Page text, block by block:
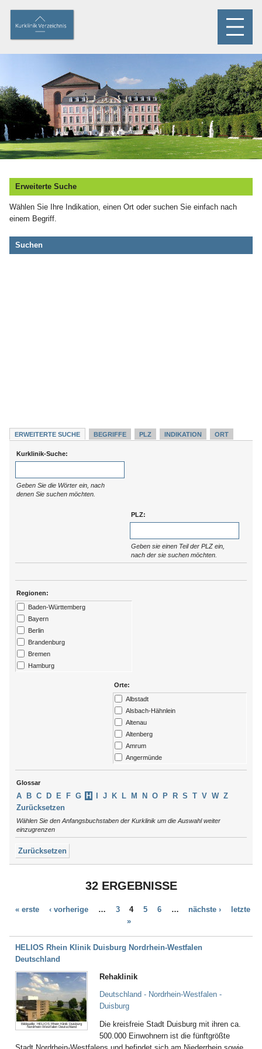
Erweiterte Suche
Wählen Sie Ihre Indikation, einen Ort oder suchen Sie einfach nach
einem Begriff.
Suchen
ERWEITERTE SUCHE BEGRIFFE PLZ INDIKATION ORT
Kurklinik-Suche:
Geben Sie die Wörter ein, nach
denen Sie suchen möchten.
PLZ:
Geben sie einen Teil der PLZ ein,
nach der sie suchen möchten.
Regionen:
Baden-Württemberg
Bayern
Berlin
Brandenburg
Bremen
Hamburg
Sachsen-Anhalt
Schleswig-Holstein
Thüringen
Tirol
Orte:
Albstadt
Alsbach-Hähnlein
Altenau
Altenberg
Amrum
Angermünde
Ansbach
Argenbühl
Aukrug
Bad Abbach
Bad Arolsen
Bad Bellingen
Bad Belzig
Bad Bergzabern
Bad Bertrich
Bad Bevensen
Bad Birnbach
Bad Bocklet
Bad Bodenteich
Glossar
A B C D E F G H J K L M N O P R S T V W Z
Zurücksetzen
Wählen Sie den Anfangsbuchstaben der Kurklinik um die Auswahl weiter
einzugrenzen
Zurücksetzen
32 ERGEBNISSE
« erste ‹ vorherige … 3 4 5 6 … nächste ›
letzte
»
HELIOS Rhein Klinik Duisburg Nordrhein-Westfalen
Deutschland
Bildquelle: HELIOS Rhein Klinik Duisburg
Nordrhein-Westfalen Deutschland
Rehaklinik
Deutschland - Nordrhein-Westfalen -
Duisburg
Die kreisfreie Stadt Duisburg mit ihren ca.
500.000 Einwohnern ist die fünftgrößte